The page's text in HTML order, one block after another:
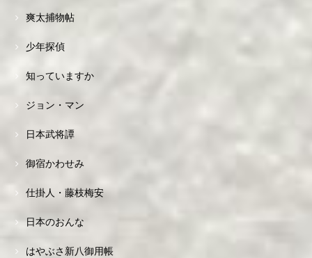
爽太捕物帖
少年探偵
知っていますか
ジョン・マン
日本武将譚
御宿かわせみ
仕掛人・藤枝梅安
日本のおんな
はやぶさ新八御用帳